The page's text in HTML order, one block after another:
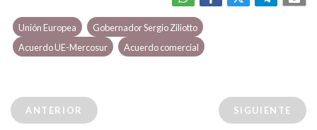
Unión Europea
Gobernador Sergio Ziliotto
Acuerdo UE-Mercosur
Acuerdo comercial
ANTERIOR SIGUIENTE